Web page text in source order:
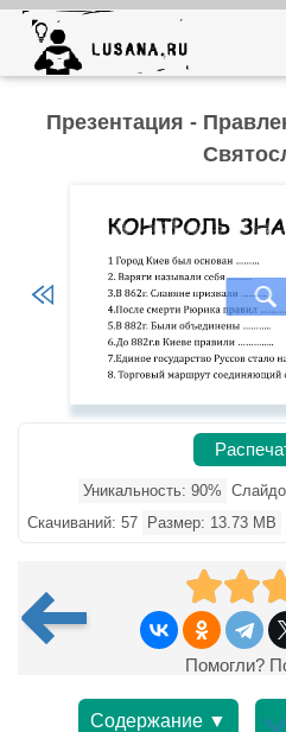
Презентация -
Уникальность: 90%
Скачиваний: 57
Размер: 13.73 MB
Помогли?
Содержание ▼